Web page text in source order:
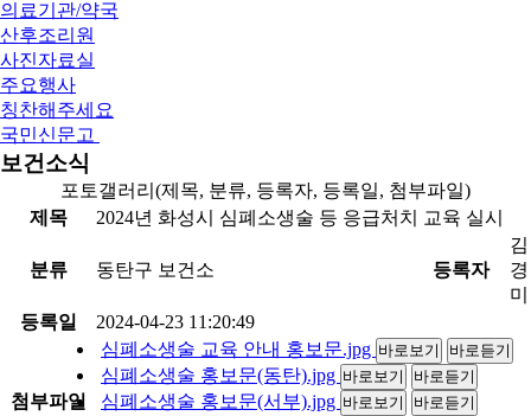
의료기관/약국
산후조리원
사진자료실
주요행사
칭찬해주세요
국민신문고
보건소식
포토갤러리(제목, 분류, 등록자, 등록일, 첨부파일)
제목
2024년 화성시 심폐소생술 등 응급처치 교육 실시
분류 동탄구 보건소 등록자
김
경
미
등록일
2024-04-23 11:20:49
첨부파일
심폐소생술 교육 안내 홍보문.jpg 바로보기 바로듣기
심폐소생술 홍보문(동탄).jpg 바로보기 바로듣기
심폐소생술 홍보문(서부).jpg 바로보기 바로듣기